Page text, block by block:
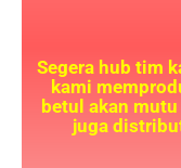
Segera hub tim
kami
betul akan
juga